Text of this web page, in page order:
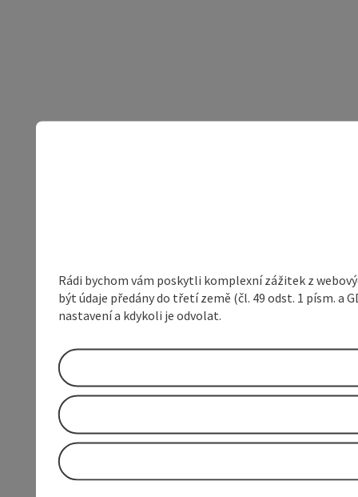
Rádi bychom vám poskytli komplexní zážitek z
být údaje předány do třetí země (čl. 49 odst. 1 písm.
nastavení a kdykoli je odvolat.